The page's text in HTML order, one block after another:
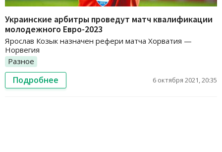
Украинские арбитры проведут матч квалификации
молодежного Евро-2023
Ярослав Козык назначен рефери матча Хорватия —
Норвегия
Разное
Подробнее 6 октября 2021, 20:35